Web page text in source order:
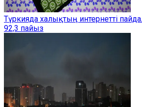
Түркияда халықтың интернетті
92,3 пайыз